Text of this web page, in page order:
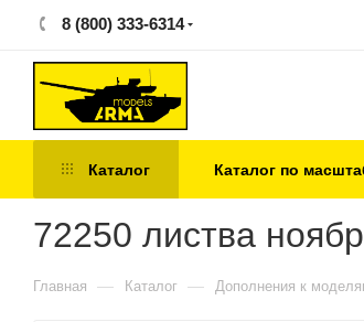
8 (800) 333-6314
Каталог Каталог по
72250 листва
Главная — Каталог — Дополнения к